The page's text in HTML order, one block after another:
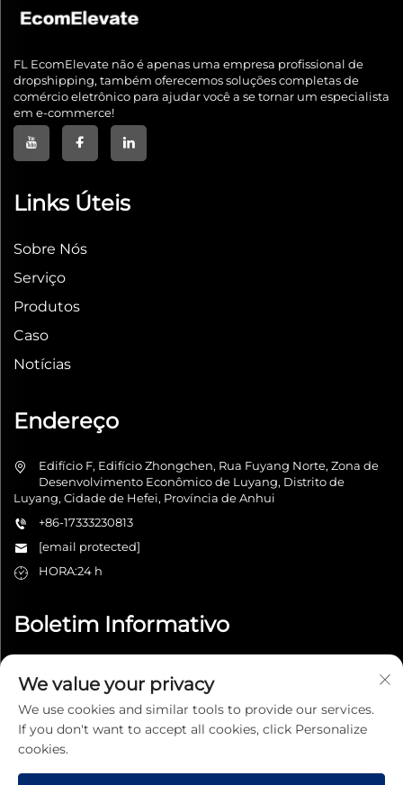
FL EcomElevate não é apenas uma empresa profissional de
dropshipping, também oferecemos soluções completas de
comércio eletrônico para ajudar você a se tornar um especialista
em e-commerce!
Links Úteis
Sobre Nós
Serviço
Produtos
Caso
Notícias
Endereço
Edifício F, Edifício Zhongchen, Rua Fuyang Norte, Zona de
Desenvolvimento Econômico de Luyang, Distrito de
Luyang, Cidade de Hefei, Província de Anhui
+86-17333230813
[email protected]
HORA:24 h
Boletim Informativo
We value your privacy
We use cookies and similar tools to provide our services.
If you don't want to accept all cookies, click Personalize
cookies.